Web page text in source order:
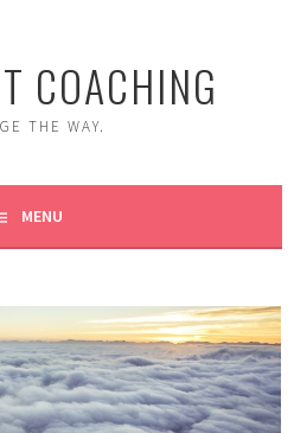
COACHING
THE WAY.
MENU